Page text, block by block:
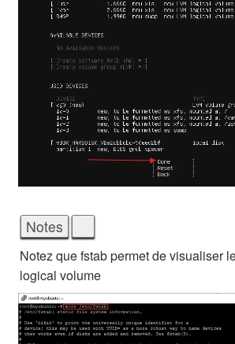
Notez que fstab permet de visualiser
logical volume